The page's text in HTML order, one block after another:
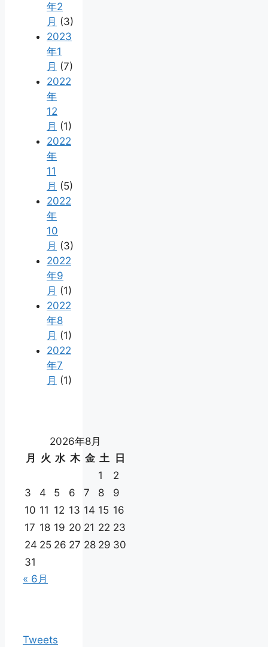
年2
月 (3)
2023
年1
月 (7)
2022
年
12
月 (1)
2022
年
11
月 (5)
2022
年
10
月 (3)
2022
年9
月 (1)
2022
年8
月 (1)
2022
年7
月 (1)
2026年8月
月
火 水 木 金 土
日
1
2
3
4 5 6 7 8
9
10 11 12 13 14 15 16
17 18 19 20 21 22 23
24 25 26 27 28 29 30
31
« 6月
Tweets